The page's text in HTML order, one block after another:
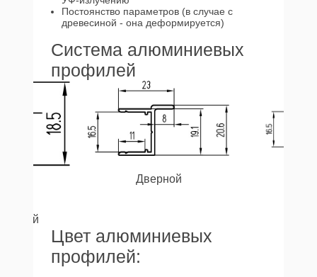
Постоянство параметров (в случае с
древесиной - она деформируется)
Система алюминиевых
профилей
Дверной
Цвет алюминиевых
профилей: